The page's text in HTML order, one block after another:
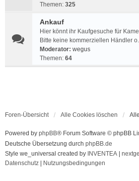
Themen: 325
Ankauf
Hier könnt ihr Kaufgesuche für
Bitte keine kommerziellen Händler
Moderator: wegus
Themen: 64
Foren-Übersicht Alle Cookies löschen
Powered by phpBB® Forum Software © phpBB
Deutsche Übersetzung durch phpBB.de
Style we_universal created by INVENTEA
Datenschutz
Nutzungsbedingungen